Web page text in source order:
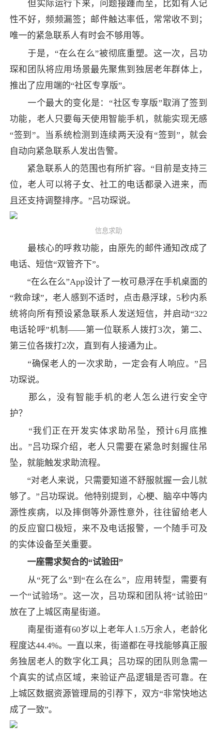
但实际运行下来，问题接踵而至，比如有人记
性不好，频频漏签；邮件触达率低，常常收不到；
唯一的紧急联系人有时会不够用等。
于是，“在么在么”被彻底重塑。这一次，吕功
琛和团队将应用场景最先聚焦到独居老年群体上，
推出了应用端的“社区专享版”。
一个最大的变化是：“社区专享版”取消了签到
功能，老人只要每天使用智能手机，就能实现无感
“签到”。当系统检测到连续两天没有“签到”，就会
自动向紧急联系人发出告警。
紧急联系人的范围也有所扩容。“目前是支持三
位，老人可以将子女、社工的电话都录入进来，而
且还支持调整排序。”吕功琛说。
信息求助
最核心的呼救功能，由原先的邮件通知改成了
电话、短信“双管齐下”。
“在么在么”App设计了一枚可悬浮在手机桌面的
“救命球”，老人感到不适时，点击悬浮球，5秒内系
统将向所有预设紧急联系人发送短信，并启动“322
电话轮呼”机制——第一位联系人拨打3次，第二、
第三位各拨打2次，直到有人接通为止。
“确保老人的一次求助，一定会有人响应。”吕
功琛说。
那么，没有智能手机的老人怎么进行安全守
护？
“我们正在开发实体求助吊坠，预计6月底推
出。”吕功琛介绍，老人只需要在紧急时刻握住吊
坠，就能触发求助流程。
“对老人来说，只需要知道不舒服就握一会儿就
够了。”吕功琛说。他特别提到，心梗、脑卒中等内
源性疾病，以及摔倒等外源性意外，往往留给老人
的反应窗口极短，来不及电话报警，一个随手可及
的实体设备至关重要。
一座需求契合的“试验田”
从“死了么”到“在么在么”，应用转型，需要有
一个“试验场”。这一次，吕功琛和团队将“试验田”
放在了上城区南星街道。
南星街道有60岁以上老年人1.5万余人，老龄化
程度达44.4%。一直以来，街道都在寻找能够真正服
务独居老人的数字化工具；吕功琛的团队则急需一
个真实的试点区域，来验证产品逻辑是否可靠。在
上城区数据资源管理局的引荐下，双方“非常快地达
成了一致”。